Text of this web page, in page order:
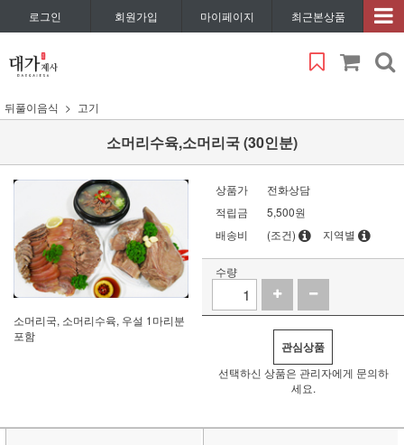
로그인 회원가입 마이페이지 최근본상품
뒤풀이음식 고기
소머리수육,소머리국 (30인분)
소머리국, 소머리수육, 우설 1마리분
포함
상품가
전화상담
적립금
5,500원
배송비
(조건) 지역별
수량
관심상품
선택하신 상품은 관리자에게 문의하
세요.